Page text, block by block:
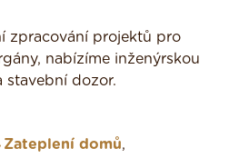
zpracování projektů pro
nabízíme inženýrskou
stavební dozor.
Zateplení domů,